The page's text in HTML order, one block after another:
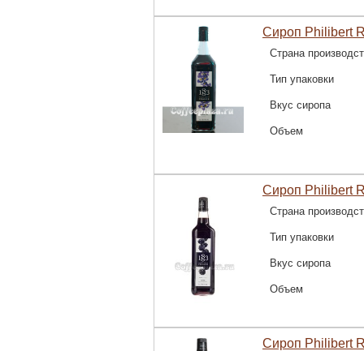
Сироп Philibert
Страна
Тип упаковки
Вкус сиропа
Объем
Сироп Philibert
Страна
Тип упаковки
Вкус сиропа
Объем
Сироп Philibert